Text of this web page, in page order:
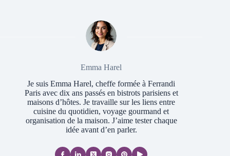
Emma Harel
Je suis Emma Harel, cheffe formée à Ferrandi
Paris avec dix ans passés en bistrots parisiens et
maisons d’hôtes. Je travaille sur les liens entre
cuisine du quotidien, voyage gourmand et
organisation de la maison. J’aime tester chaque
idée avant d’en parler.